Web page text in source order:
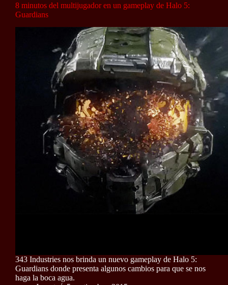
8 minutos del multijugador en un gameplay de Halo 5:
Guardians
343 Industries nos brinda un nuevo gameplay de Halo 5:
Guardians donde presenta algunos cambios para que se nos
haga la boca agua.